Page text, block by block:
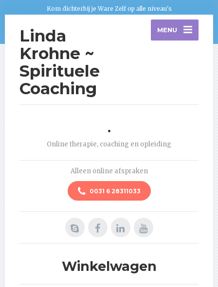
Kom dichterbij je Ware Zelf op alle niveau's
Linda
Krohne ~
Spirituele
Coaching
MENU
.
Online therapie, coaching en opleiding
Alleen online afspraken
0031 6 28311033
Winkelwagen